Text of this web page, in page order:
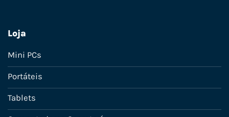
Loja
Mini PCs
Portáteis
Tablets